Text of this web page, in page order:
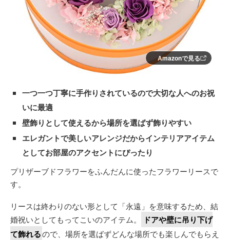
Amazonで見る
一つ一つ丁寧に手作りされているので大切な人へのお祝
いに最適
壁飾りとして使えるから場所を選ばず飾りやすい
エレガントで美しいアレンジだからインテリアアイテム
としてお部屋のアクセントにぴったり
プリザーブドフラワーをふんだんに使ったフラワーリースで
す。
リースは終わりのない形として「永遠」を意味するため、結
婚祝いとしてもってこいのアイテム。
ドアや壁に吊り下げ
て飾れるので、場所を選ばずどんな場所でも楽しんでもらえ